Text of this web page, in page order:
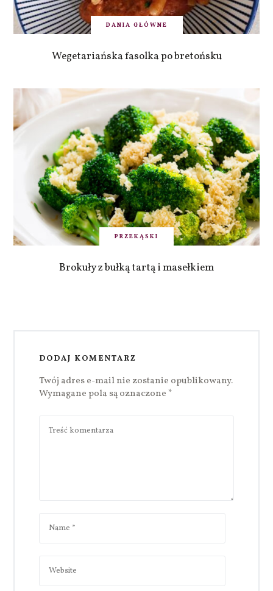
DANIA GŁÓWNE
Wegetariańska fasolka po bretońsku
PRZEKĄSKI
Brokuły z bułką tartą i masełkiem
DODAJ KOMENTARZ
Twój adres e-mail nie zostanie opublikowany.
Wymagane pola są oznaczone *